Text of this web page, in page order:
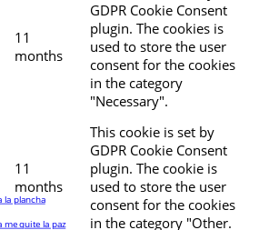
11
months
GDPR Cookie Consent
plugin. The cookies is
used to store the user
consent for the cookies
in the category
"Necessary".
11
months
This cookie is set by
GDPR Cookie Consent
plugin. The cookie is
used to store the user
consent for the cookies
in the category "Other.
la plancha
me quite la paz